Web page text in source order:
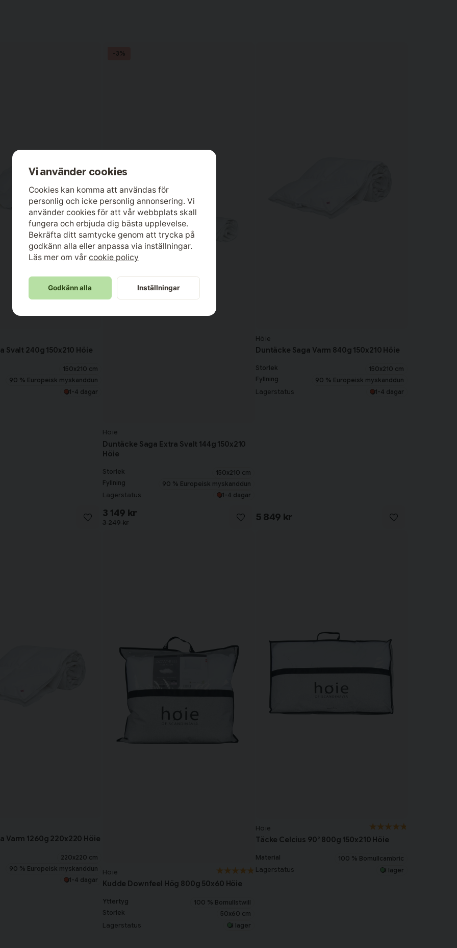
Svalt 240g 150x210 Höie
150x210 cm
90 % Europeisk myskanddun
1-4 dagar
Höie
Duntäcke Saga Extra Svalt 144g 150x210
Höie
Storlek
150x210 cm
Fyllning
90 % Europeisk myskanddun
Lagerstatus 1-4 dagar
3 249 kr
3 149 kr
-3%
Höie
Duntäcke Saga Varm 840g 150x210 Höie
Storlek
150x210 cm
Fyllning
90 % Europeisk myskanddun
Lagerstatus 1-4 dagar
5 849 kr
Varm 1260g 220x220 Höie
220x220 cm
90 % Europeisk myskanddun
1-4 dagar
Höie
Kudde Downfeel Hög 800g 50x60 Höie
Yttertyg
100 % Bomullstwill
Storlek
50x60 cm
Lagerstatus I lager
Höie
Täcke Celcius 90° 800g 150x210 Höie
Material 100 % Bomullcambric
Lagerstatus I lager
Vi använder cookies
Cookies kan komma att användas för
personlig och icke personlig annonsering. Vi
använder cookies för att vår webbplats skall
fungera och erbjuda dig bästa upplevelse.
Bekräfta ditt samtycke genom att trycka på
godkänn alla eller anpassa via inställningar.
Läs mer om vår cookie policy
Godkänn alla Inställningar